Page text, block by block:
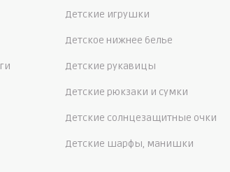
Детские игрушки
Детское нижнее белье
Детские рукавицы
Детские рюкзаки и сумки
Детские солнцезащитные очки
Детские шарфы, манишки